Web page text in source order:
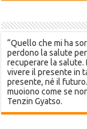
“Quello che mi ha
perdono la salute
recuperare la salute.
vivere il presente in
presente, né il
muoiono come se
Tenzin Gyatso.